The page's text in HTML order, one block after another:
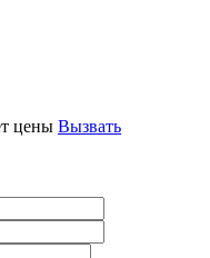
цены Вызвать